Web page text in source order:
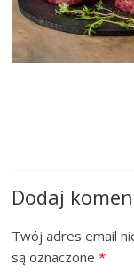
Dodaj
Twój adres email
są oznaczone*